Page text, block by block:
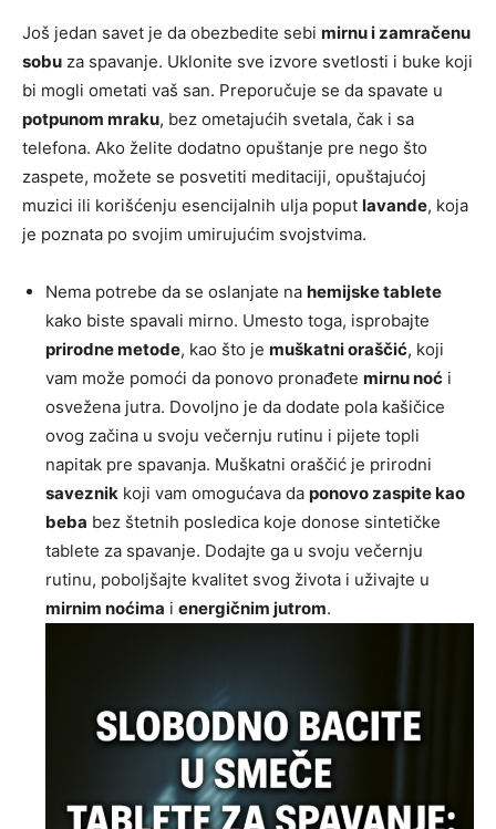
Još jedan savet je da obezbedite sebi mirnu i zamračenu
sobu za spavanje. Uklonite sve izvore svetlosti i buke koji
bi mogli ometati vaš san. Preporučuje se da spavate u
potpunom mraku, bez ometajućih svetala, čak i sa
telefona. Ako želite dodatno opuštanje pre nego što
zaspete, možete se posvetiti meditaciji, opuštajućoj
muzici ili korišćenju esencijalnih ulja poput lavande, koja
je poznata po svojim umirujućim svojstvima.
Nema potrebe da se oslanjate na hemijske tablete
kako biste spavali mirno. Umesto toga, isprobajte
prirodne metode, kao što je muškatni oraščić, koji
vam može pomoći da ponovo pronađete mirnu noć i
osvežena jutra. Dovoljno je da dodate pola kašičice
ovog začina u svoju večernju rutinu i pijete topli
napitak pre spavanja. Muškatni oraščić je prirodni
saveznik koji vam omogućava da ponovo zaspite kao
beba bez štetnih posledica koje donose sintetičke
tablete za spavanje. Dodajte ga u svoju večernju
rutinu, poboljšajte kvalitet svog života i uživajte u
mirnim noćima i energičnim jutrom.